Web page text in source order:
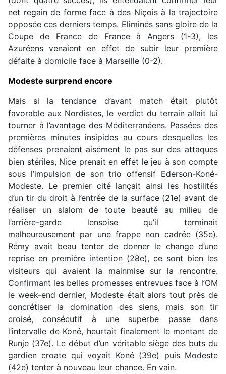
net regain de forme face à des Niçois à la trajectoire
opposée ces derniers temps. Eliminés sans gloire de la
Coupe de France de France à Angers (1-3), les
Azuréens venaient en effet de subir leur première
défaite à domicile face à Marseille (0-2).
Modeste surprend encore
Mais si la tendance d’avant match était plutôt
favorable aux Nordistes, le verdict du terrain allait lui
tourner à l’avantage des Méditerranéens. Passées des
premières minutes insipides au cours desquelles les
défenses prenaient aisément le pas sur des attaques
bien stériles, Nice prenait en effet le jeu à son compte
sous l’impulsion de son trio offensif Ederson-Koné-
Modeste. Le premier cité lançait ainsi les hostilités
d’un tir du droit à l’entrée de la surface (21e) avant de
réaliser un slalom de toute beauté au milieu de
l’arrière-garde lensoise qu’il terminait
malheureusement par une frappe non cadrée (35e).
Rémy avait beau tenter de donner le change d’une
reprise en première intention (28e), ce sont bien les
visiteurs qui avaient la mainmise sur la rencontre.
Confirmant les belles promesses entrevues face à l’OM
le week-end dernier, Modeste était alors tout près de
concrétiser la domination des siens, mais son tir
croisé, consécutif à une superbe passe dans
l’intervalle de Koné, heurtait finalement le montant de
Runje (37e). Le début d’un véritable siège des buts du
gardien croate qui voyait Koné (39e) puis Modeste
(42e) tenter à nouveau leur chance. En vain.